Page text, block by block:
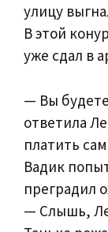
улицу
В этой
уже сдал в
— Вы
ответила
платить
Вадик
преградил
— Слышь,